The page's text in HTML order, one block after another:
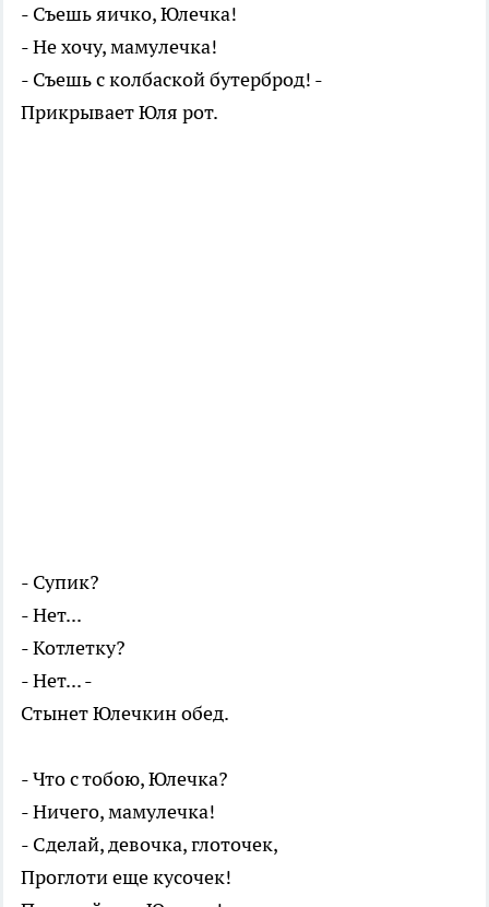
- Съешь яичко, Юлечка!
- Не хочу, мамулечка!
- Съешь с колбаской бутерброд! -
Прикрывает Юля рот.
- Супик?
- Нет...
- Котлетку?
- Нет... -
Стынет Юлечкин обед.
- Что с тобою, Юлечка?
- Ничего, мамулечка!
- Сделай, девочка, глоточек,
Проглоти еще кусочек!